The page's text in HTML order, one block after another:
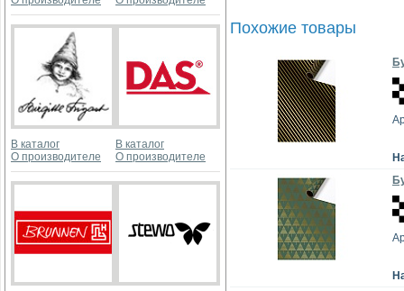
В каталог
О производителе
В каталог
О производителе
Похожие товары